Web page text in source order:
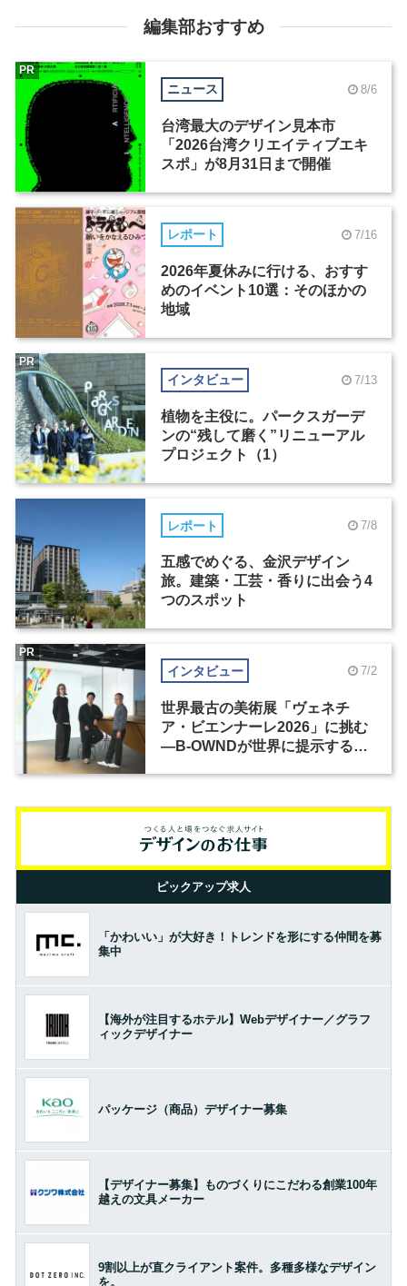
編集部おすすめ
ニュース 8/6
台湾最大のデザイン見本市
「2026台湾クリエイティブエキ
スポ」が8月31日まで開催
PR
レポート 7/16
2026年夏休みに行ける、おすす
めのイベント10選：そのほかの
地域
インタビュー 7/13
植物を主役に。パークスガーデ
ンの“残して磨く”リニューアル
プロジェクト（1）
PR
レポート 7/8
五感でめぐる、金沢デザイン
旅。建築・工芸・香りに出会う4
つのスポット
インタビュー 7/2
世界最古の美術展「ヴェネチ
ア・ビエンナーレ2026」に挑む
―B-OWNDが世界に提示する美
PR
ピックアップ求人
「かわいい」が大好き！トレンドを形にする仲間を募
集中
【海外が注目するホテル】Webデザイナー／グラフ
ィックデザイナー
パッケージ（商品）デザイナー募集
【デザイナー募集】ものづくりにこだわる創業100年
越えの文具メーカー
9割以上が直クライアント案件。多種多様なデザイン
を。